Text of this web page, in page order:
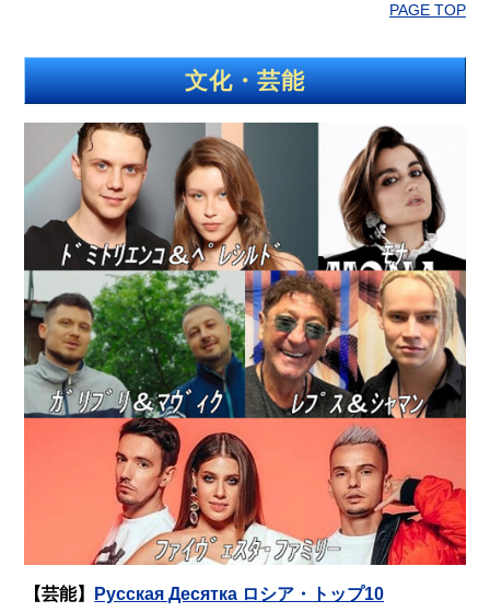
PAGE TOP
文化・芸能
【芸能】 Русская Десятка ロシア・トップ10